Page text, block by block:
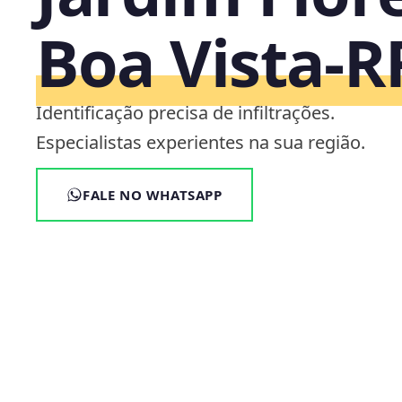
Boa
Identificação precisa de infiltrações.
Especialistas experientes na sua região.
FALE NO WHATSAPP